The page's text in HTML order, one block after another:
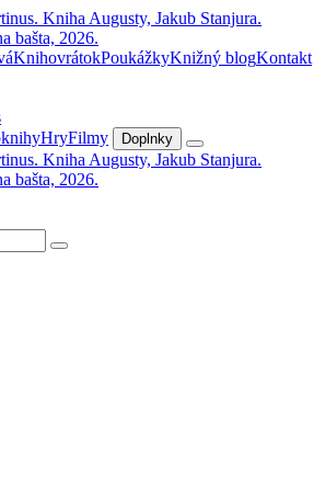
KnihovrátokPoukážkyKnižný blogKontakt
HryFilmy Doplnky